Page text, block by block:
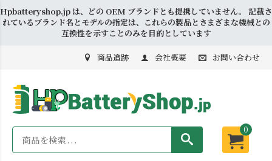
Hpbatteryshop.jp は、どの OEM ブランドとも提携していません。 記載さ
れているブランド名とモデルの指定は、これらの製品とさまざまな機械との
互換性を示すことのみを目的としています
商品追跡 会社概要 お問い合わせ
0